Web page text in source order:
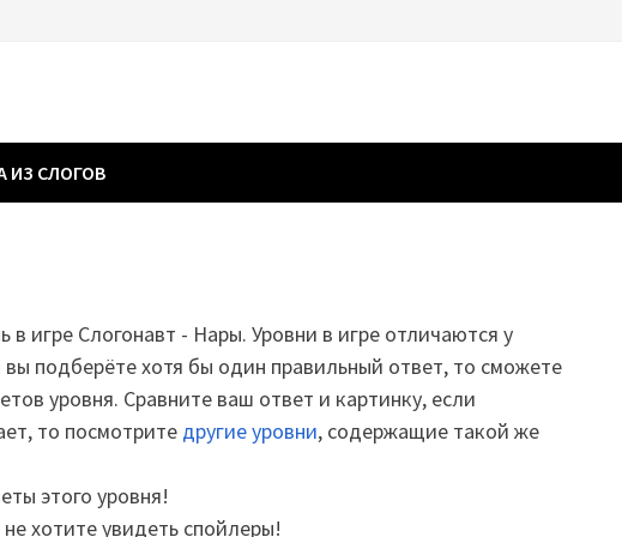
ИЗ СЛОГОВ
в игре Слогонавт - Нары. Уровни в игре отличаются у
вы подберёте хотя бы один правильный ответ, то сможете
уровня. Сравните ваш ответ и картинку, если
то посмотрите другие уровни, содержащие такой же
этого уровня!
хотите увидеть спойлеры!